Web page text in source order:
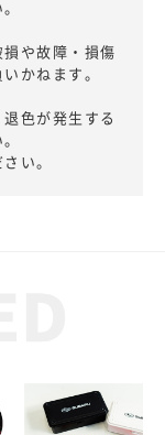
損や故障・損傷
かねます。
色が発生する
い。